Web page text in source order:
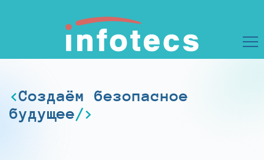
Создаём безопасное
будущее